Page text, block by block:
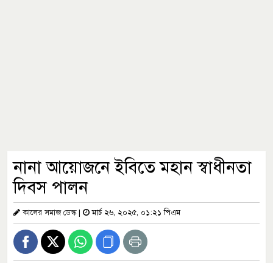
নানা আয়োজনে ইবিতে মহান স্বাধীনতা
দিবস পালন
কালের সমাজ ডেস্ক| মার্চ ২৬, ২০২৫, ০১:২১ পিএম